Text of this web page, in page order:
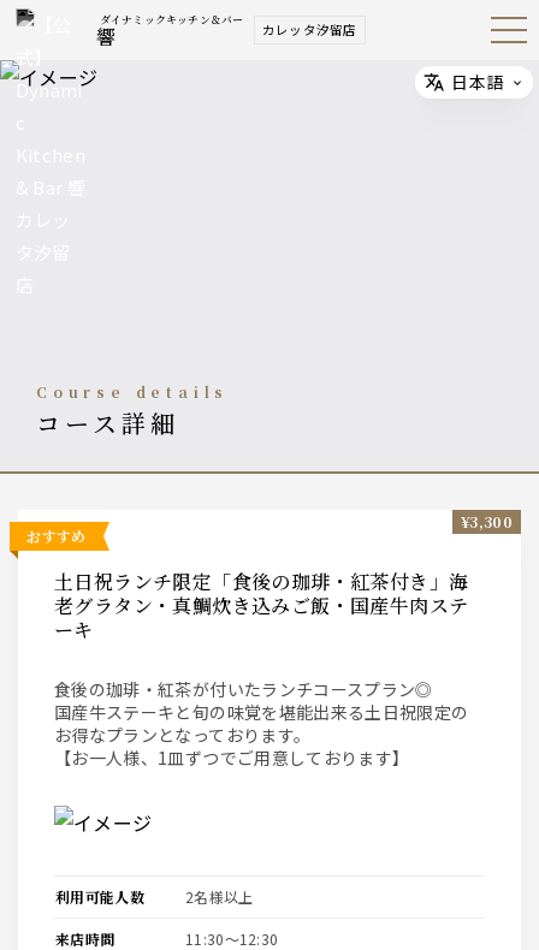
ダイナミックキッチン＆バー
響 カレッタ汐留店 Open
Navig
course details
コース詳細
おすすめ
土日祝ランチ限定「食後の珈琲・紅茶付き」海
老グラタン・真鯛炊き込みご飯・国産牛肉ステ
ーキ
食後の珈琲・紅茶が付いたランチコースプラン◎
国産牛ステーキと旬の味覚を堪能出来る土日祝限定の
お得なプランとなっております。
【お一人様、1皿ずつでご用意しております】
¥3,300
利用可能人数 2名様以上
来店時間 11:30〜12:30
Select
日本語